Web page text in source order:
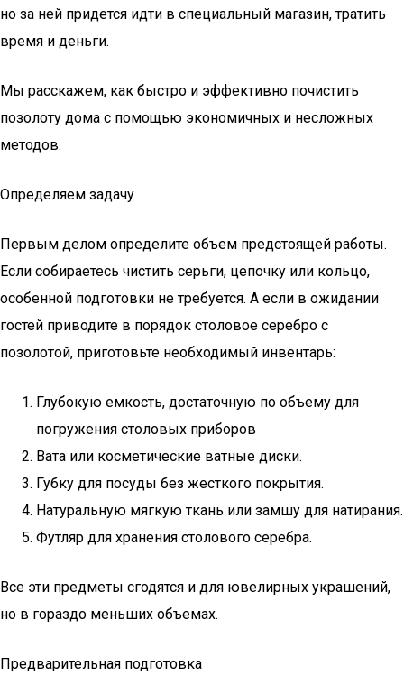
но за ней придется идти в специальный магазин, тратить
время и деньги.
Мы расскажем, как быстро и эффективно почистить
позолоту дома с помощью экономичных и несложных
методов.
Определяем задачу
Первым делом определите объем предстоящей работы.
Если собираетесь чистить серьги, цепочку или кольцо,
особенной подготовки не требуется. А если в ожидании
гостей приводите в порядок столовое серебро с
позолотой, приготовьте необходимый инвентарь:
Глубокую емкость, достаточную по объему для
погружения столовых приборов
Вата или косметические ватные диски.
Губку для посуды без жесткого покрытия.
Натуральную мягкую ткань или замшу для натирания.
Футляр для хранения столового серебра.
Все эти предметы сгодятся и для ювелирных украшений,
но в гораздо меньших объемах.
Предварительная подготовка